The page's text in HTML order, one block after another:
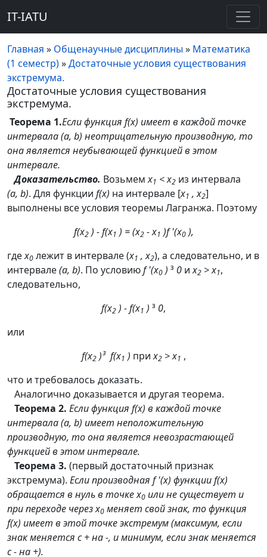
IT-IATU
Главная » Общенаучные дисциплины» Математика
(1 семестр)»Достаточные условия существования
экстремума.
Достаточные условия существования
экстремума.
Теорема 1.Если функция f(x) имеет в каждой точке
интервала (a, b) неотрицательную производную, то
она является неубывающей функцией в этом
интервале.
Доказательство. Возьмемx1 < x2 из интервала
(a, b). Для функции f(x) на интервале [x1 , x2]
выполнены все условия теоремы Лагранжа. Поэтому
f(x2) - f(x1 ) = (x2- x1 )f '(x0),
гдеx0 лежит в интервале (x1 , x2), а следовательно, и в
интервале(a, b). По условиюf '(x0 ) ³ 0 иx2 > x1,
следовательно,
f(x2 ) - f(x1 ) ³ 0,
или
f(x2)³f(x1 ) приx2> x1 ,
что и требовалось доказать.
Аналогично доказывается и другая теорема.
Теорема 2. Если функция f(x) в каждой точке
интервала (a, b) имеет неположительную
производную, то она является невозрастающей
функцией в этом интервале.
Теорема 3. (первый достаточный признак
экстремума). Если производная f '(x) функции f(x)
обращается в нуль в точке x0 или не существует и
при переходе через x0 меняет свой знак, то функция
f(x) имеет в этой точке экстремум (максимум, если
знак меняется с + на -, и минимум, если знак меняется
с - на +).